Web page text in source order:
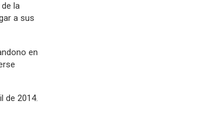
la
a sus
en
de 2014.